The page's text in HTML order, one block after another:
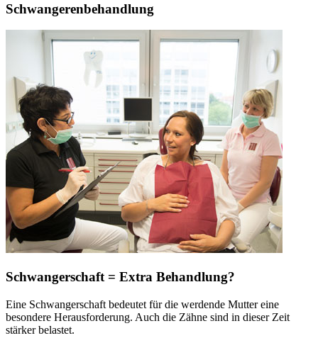
Schwangerenbehandlung
Schwangerschaft = Extra Behandlung?
Eine Schwangerschaft bedeutet für die werdende Mutter eine
besondere Herausforderung. Auch die Zähne sind in dieser Zeit
stärker belastet.